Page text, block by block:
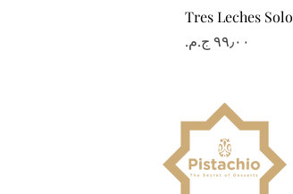
Tres Leches Solo
السعر